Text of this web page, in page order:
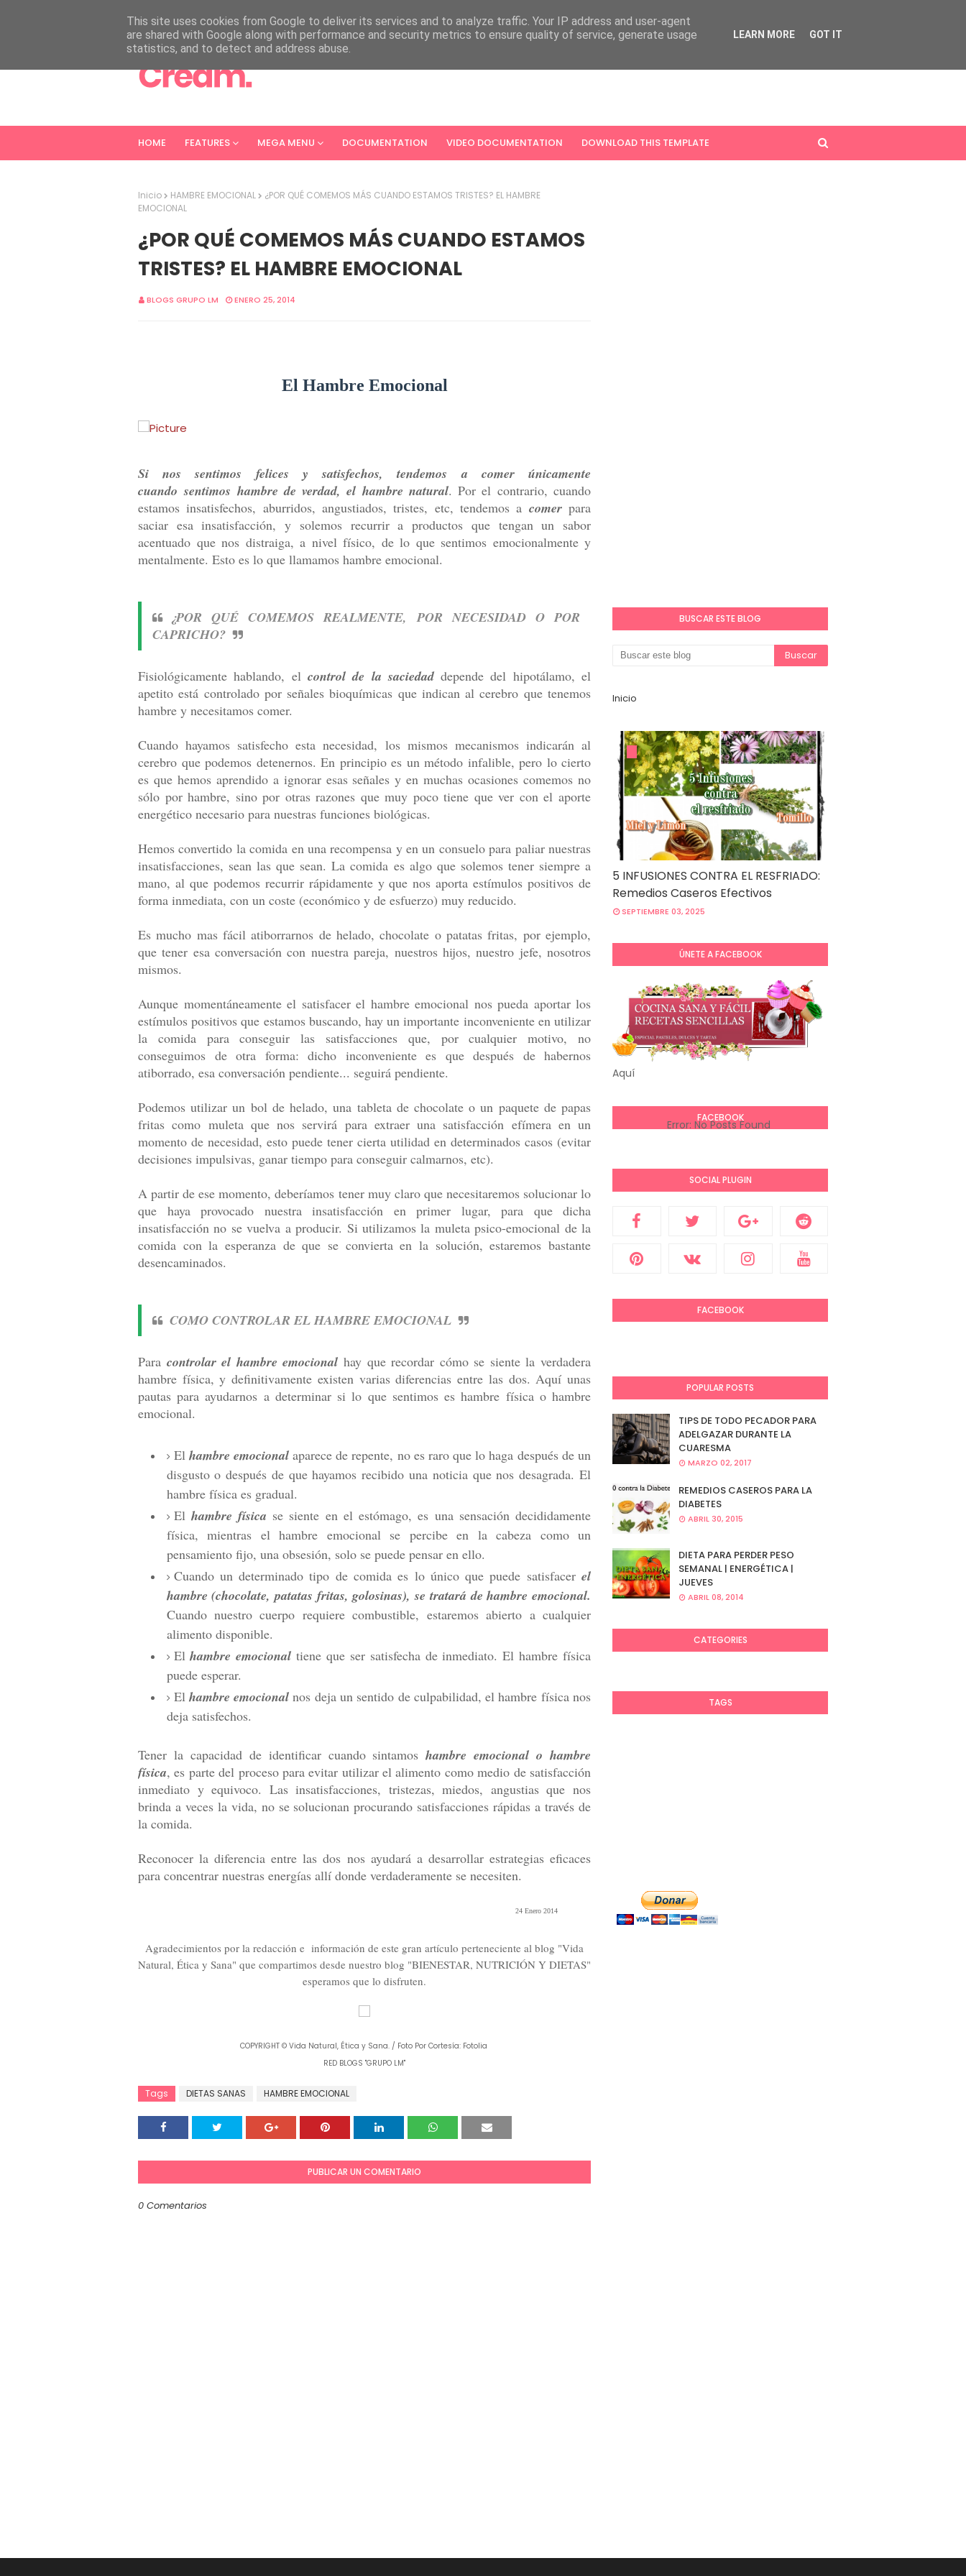
HOME FEATURES MEGA MENU DOCUMENTATION VIDEO DOCUMENTATION DOWNLOAD THIS TEMPLATE
Inicio HAMBRE EMOCIONAL
¿POR QUÉ COMEMOS MÁS CUANDO ESTAMOS TRISTES? EL HAMBRE
EMOCIONAL
¿POR QUÉ COMEMOS MÁS CUANDO ESTAMOS
TRISTES? EL HAMBRE EMOCIONAL
BLOGS GRUPO LM ENERO 25, 2014
El Hambre Emocional
Si nos sentimos felices y satisfechos, tendemos a comer únicamente
cuando sentimos hambre de verdad, el hambre natural. Por el contrario, cuando
estamos insatisfechos, aburridos, angustiados, tristes, etc, tendemos a comerpara
saciar esa insatisfacción, y solemos recurrir a productos que tengan un sabor
acentuado que nos distraiga, a nivel físico, de lo que sentimos emocionalmente y
mentalmente. Esto es lo que llamamos hambre emocional.
¿POR QUÉ COMEMOS REALMENTE, POR NECESIDAD O POR
CAPRICHO?
Fisiológicamente hablando, el control de la saciedaddepende del hipotálamo, el
apetito está controlado por señales bioquímicas que indican al cerebro que tenemos
hambre y necesitamos comer.
Cuando hayamos satisfecho esta necesidad, los mismos mecanismos indicarán al
cerebro que podemos detenernos. En principio es un método infalible, pero lo cierto
es que hemos aprendido a ignorar esas señales y en muchas ocasiones comemos no
sólo por hambre, sino por otras razones que muy poco tiene que ver con el aporte
energético necesario para nuestras funciones biológicas.
Hemos convertido la comida en una recompensa y en un consuelo para paliar nuestras
insatisfacciones, sean las que sean. La comida es algo que solemos tener siempre a
mano, al que podemos recurrir rápidamente y que nos aporta estímulos positivos de
forma inmediata, con un coste (económico y de esfuerzo) muy reducido.
Es mucho mas fácil atiborrarnos de helado, chocolate o patatas fritas, por ejemplo,
que tener esa conversación con nuestra pareja, nuestros hijos, nuestro jefe, nosotros
mismos.
Aunque momentáneamente el satisfacer el hambre emocional nos pueda aportar los
estímulos positivos que estamos buscando, hay un importante inconveniente en utilizar
la comida para conseguir las satisfacciones que, por cualquier motivo, no
conseguimos de otra forma: dicho inconveniente es que después de habernos
atiborrado, esa conversación pendiente... seguirá pendiente.
Podemos utilizar un bol de helado, una tableta de chocolate o un paquete de papas
fritas como muleta que nos servirá para extraer una satisfacción efímera en un
momento de necesidad, esto puede tener cierta utilidad en determinados casos (evitar
decisiones impulsivas, ganar tiempo para conseguir calmarnos, etc).
A partir de ese momento, deberíamos tener muy claro que necesitaremos solucionar lo
que haya provocado nuestra insatisfacción en primer lugar, para que dicha
insatisfacción no se vuelva a producir. Si utilizamos la muleta psico-emocional de la
comida con la esperanza de que se convierta en la solución, estaremos bastante
desencaminados.
COMO CONTROLAR EL HAMBRE EMOCIONAL
Para controlar el hambre emocional hay que recordar cómo se siente la verdadera
hambre física, y definitivamente existen varias diferencias entre las dos. Aquí unas
pautas para ayudarnos a determinar si lo que sentimos es hambre física o hambre
emocional.
El hambre emocionalaparece de repente, no es raro que lo haga después de un
disgusto o después de que hayamos recibido una noticia que nos desagrada. El
hambre física es gradual.
El hambre física se siente en el estómago, es una sensación decididamente
física, mientras el hambre emocional se percibe en la cabeza como un
pensamiento fijo, una obsesión, solo se puede pensar en ello.
Cuando un determinado tipo de comida es lo único que puede satisfacer el
hambre (chocolate, patatas fritas, golosinas), se tratará de hambre emocional.
Cuando nuestro cuerpo requiere combustible, estaremos abierto a cualquier
alimento disponible.
Elhambre emocional tiene que ser satisfecha de inmediato. El hambre física
puede esperar.
El hambre emocional nos deja un sentido de culpabilidad, el hambre física nos
deja satisfechos.
Tener la capacidad de identificar cuando sintamoshambre emocional o hambre
física, es parte del proceso para evitar utilizar el alimento como medio de satisfacción
inmediato y equivoco. Las insatisfacciones, tristezas, miedos, angustias que nos
brinda a veces la vida, no se solucionan procurando satisfacciones rápidas a través de
la comida.
Reconocer la diferencia entre las dos nos ayudará a desarrollar estrategias eficaces
para concentrar nuestras energías allí donde verdaderamente se necesiten.
24 Enero 2014
Agradecimientos por la redacción e información de este gran artículo perteneciente al blog "Vida
Natural, Ética y Sana" que compartimos desde nuestro blog "BIENESTAR, NUTRICIÓN Y DIETAS"
esperamos que lo disfruten.
COPYRIGHT © Vida Natural, Ética y Sana. / Foto Por Cortesía: Fotolia
RED BLOGS "GRUPO LM"
Tags DIETAS SANAS HAMBRE EMOCIONAL
PUBLICAR UN COMENTARIO
0 Comentarios
BUSCAR ESTE BLOG
Inicio
5 INFUSIONES CONTRA EL RESFRIADO:
Remedios Caseros Efectivos
SEPTIEMBRE 03, 2025
ÚNETE A FACEBOOK
Aquí
FACEBOOK
Error: No Posts Found
SOCIAL PLUGIN
FACEBOOK
POPULAR POSTS
TIPS DE TODO PECADOR PARA
ADELGAZAR DURANTE LA
CUARESMA
MARZO 02, 2017
REMEDIOS CASEROS PARA LA
DIABETES
ABRIL 30, 2015
DIETA PARA PERDER PESO
SEMANAL | ENERGÉTICA |
JUEVES
ABRIL 08, 2014
CATEGORIES
TAGS
This site uses cookies from Google to deliver its services and to analyze traffic. Your IP address and user-agent
are shared with Google along with performance and security metrics to ensure quality of service, generate usage
statistics, and to detect and address abuse.
LEARN MORE GOT IT